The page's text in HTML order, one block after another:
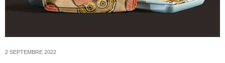
2 SEPTEMBRE 2022